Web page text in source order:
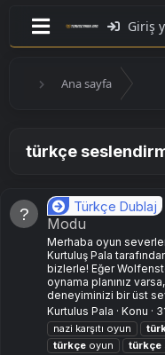
Giriş
Ana sayfa
türkçe
Türkçe Dublaj
Modu
Merhaba oyun
Kurtuluş Pala
bizlerle! Eğer
oynama planınız
deneyiminizi bir üst
Kurtulus Pala
Konu
nazi karşıtı oyun
türkçe oyun türkçe